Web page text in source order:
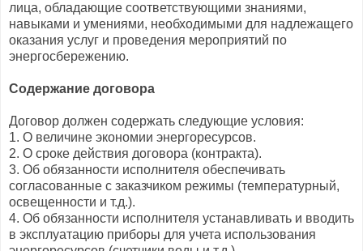
лица, обладающие соответствующими знаниями,
навыками и умениями, необходимыми для надлежащего
оказания услуг и проведения мероприятий по
энергосбережению.
Содержание договора
Договор должен содержать следующие условия:
1. О величине экономии энергоресурсов.
2. О сроке действия договора (контракта).
3. Об обязанности исполнителя обеспечивать
согласованные с заказчиком режимы (температурный,
освещенности и т.д.).
4. Об обязанности исполнителя устанавливать и вводить
в эксплуатацию приборы для учета использования